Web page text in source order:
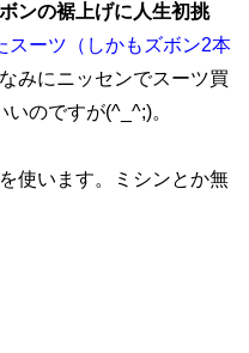
ンの裾上げに人生初挑
スーツ（しかもズボン2本
みにニッセンでスーツ買
のですが(^_^;)。
使います。ミシンとか無